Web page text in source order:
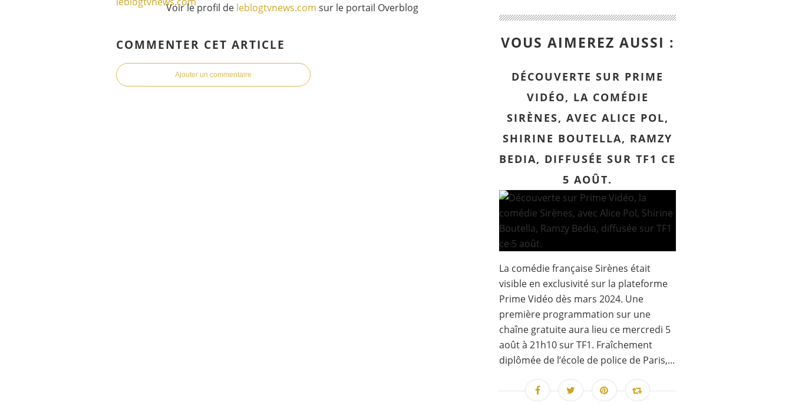
Voir le profil de leblogtvnews.com sur le portail Overblog
COMMENTER CET ARTICLE
Ajouter un commentaire
VOUS AIMEREZ AUSSI :
DÉCOUVERTE SUR PRIME
VIDÉO, LA COMÉDIE
SIRÈNES, AVEC ALICE POL,
SHIRINE BOUTELLA, RAMZY
BEDIA, DIFFUSÉE SUR TF1 CE
5 AOÛT.
La comédie française Sirènes était
visible en exclusivité sur la plateforme
Prime Vidéo dès mars 2024. Une
première programmation sur une
chaîne gratuite aura lieu ce mercredi 5
août à 21h10 sur TF1. Fraîchement
diplômée de l’école de police de Paris,...